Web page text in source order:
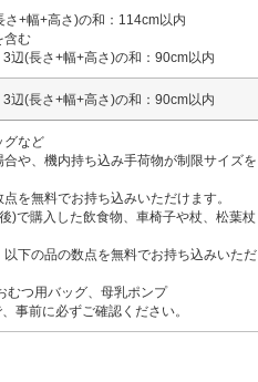
+幅+高さ)の和：114cm以内
含む
辺(長さ+幅+高さ)の和：90cm以内
辺(長さ+幅+高さ)の和：90cm以内
グなど
や、機内持ち込み手荷物が制限サイズを
を無料でお持ち込みいただけます。
)で購入した飲食物、車椅子や杖、松葉杖
下の品の数点を無料でお持ち込みいただ
つ用バッグ、母乳ポンプ
事前に必ずご確認ください。